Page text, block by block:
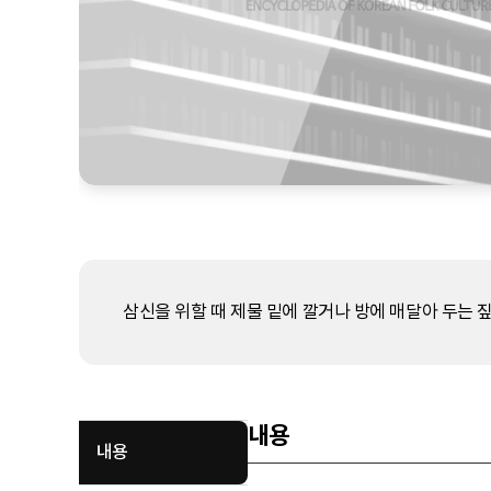
삼신을 위할 때 제물 밑에 깔거나 방에 매달아 두는
내용
내용